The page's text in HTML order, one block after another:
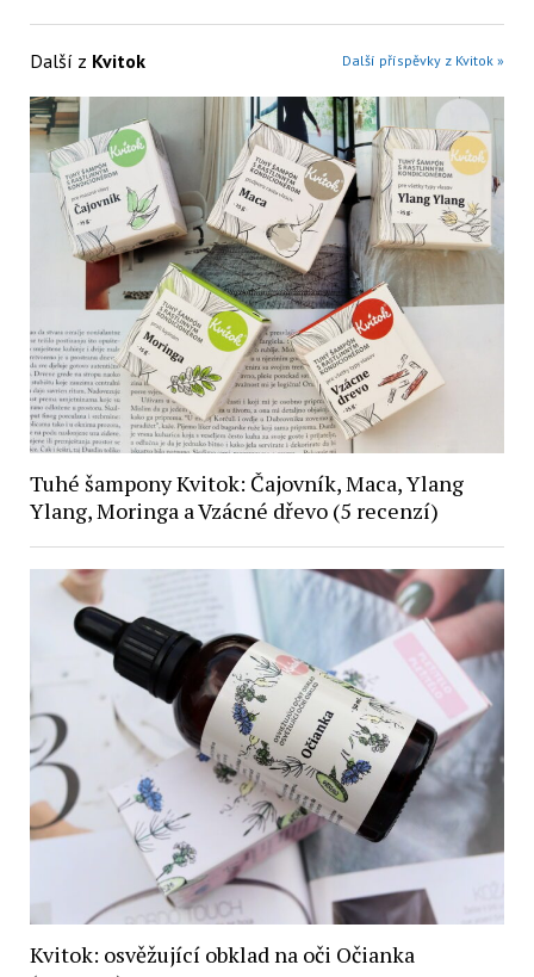
Další z Kvitok Další příspěvky z Kvitok »
Tuhé šampony Kvitok: Čajovník, Maca, Ylang
Ylang, Moringa a Vzácné dřevo (5 recenzí)
Kvitok: osvěžující obklad na oči Očianka